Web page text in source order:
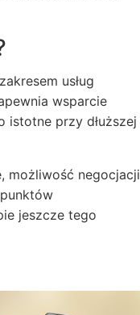
usług
wsparcie
przy dłuższej
możliwość negocjacji
jeszcze tego